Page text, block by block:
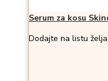
Serum za kosu
Dodajte na listu želja